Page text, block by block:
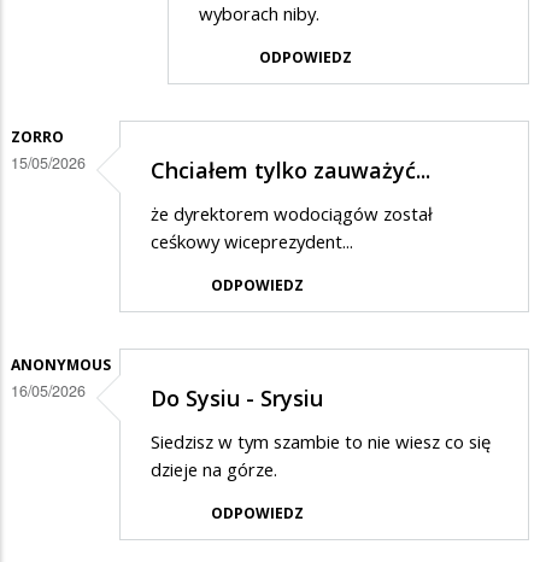
wyborach niby.
ODPOWIEDZ
ZORRO
15/05/2026 Chciałem tylko zauważyć...
że dyrektorem wodociągów został
ceśkowy wiceprezydent...
ODPOWIEDZ
ANONYMOUS
16/05/2026 Do Sysiu - Srysiu
Siedzisz w tym szambie to nie wiesz co się
dzieje na górze.
ODPOWIEDZ